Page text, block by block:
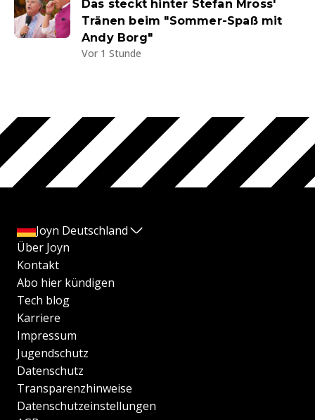
Das steckt hinter Stefan Mross'
Tränen beim "Sommer-Spaß mit
Andy Borg"
Vor 1 Stunde
Joyn Deutschland
Über Joyn
Kontakt
Abo hier kündigen
Tech blog
Karriere
Impressum
Jugendschutz
Datenschutz
Transparenzhinweise
Datenschutzeinstellungen